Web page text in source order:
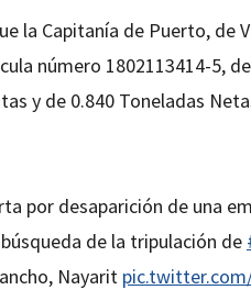
la Capitanía de Puerto,
número 1802113414-5,
y de 0.840 Toneladas
por desaparición de una
de la tripulación de
Nayarit